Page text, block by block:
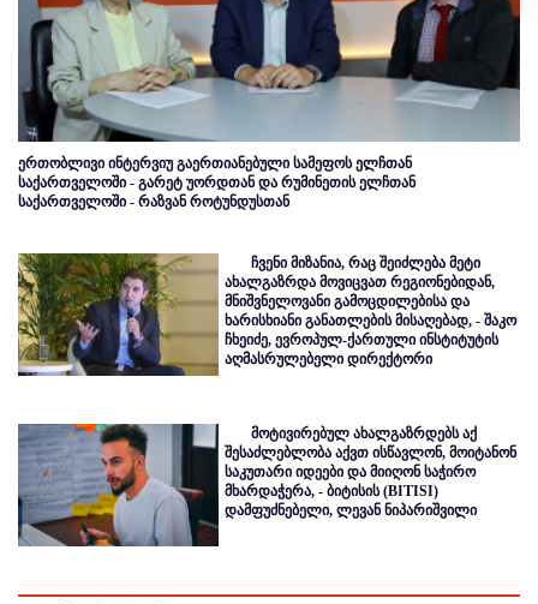
ერთობლივი ინტერვიუ გაერთიანებული სამეფოს ელჩთან
საქართველოში - გარეტ უორდთან და რუმინეთის ელჩთან
საქართველოში - რაზვან როტუნდუსთან
ჩვენი მიზანია, რაც შეიძლება მეტი
ახალგაზრდა მოვიცვათ რეგიონებიდან,
მნიშვნელოვანი გამოცდილებისა და
ხარისხიანი განათლების მისაღებად, - შაკო
ჩხეიძე, ევროპულ-ქართული ინსტიტუტის
აღმასრულებელი დირექტორი
მოტივირებულ ახალგაზრდებს აქ
შესაძლებლობა აქვთ ისწავლონ, მოიტანონ
საკუთარი იდეები და მიიღონ საჭირო
მხარდაჭერა, - ბიტისის (BITISI)
დამფუძნებელი, ლევან ნიპარიშვილი